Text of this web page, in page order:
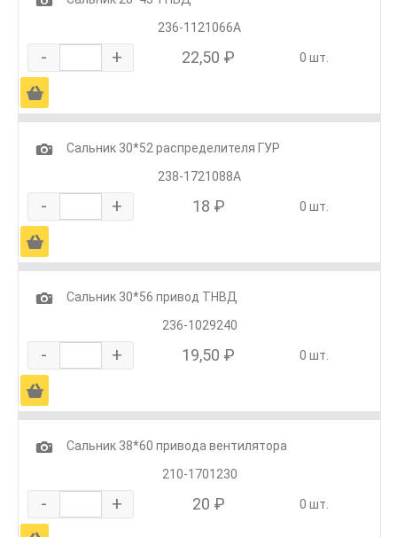
236-1121066А
- + 22,50 ₽ 0 шт.
Ä
1
Сальник 30*52 распределителя ГУР
238-1721088А
- + 18 ₽ 0 шт.
Ä
1
Сальник 30*56 привод ТНВД
236-1029240
- + 19,50 ₽ 0 шт.
Ä
1
Сальник 38*60 привода вентилятора
210-1701230
- + 20 ₽ 0 шт.